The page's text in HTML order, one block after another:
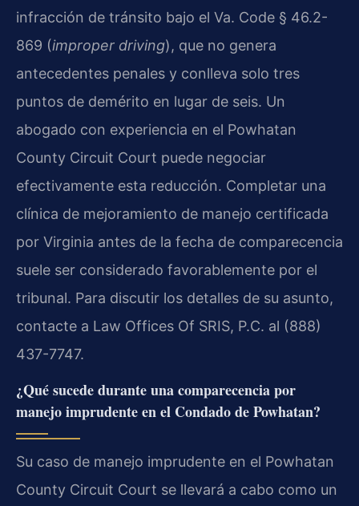
infracción de tránsito bajo el Va. Code § 46.2-
869 (improper driving), que no genera
antecedentes penales y conlleva solo tres
puntos de demérito en lugar de seis. Un
abogado con experiencia en el Powhatan
County Circuit Court puede negociar
efectivamente esta reducción. Completar una
clínica de mejoramiento de manejo certificada
por Virginia antes de la fecha de comparecencia
suele ser considerado favorablemente por el
tribunal. Para discutir los detalles de su asunto,
contacte a Law Offices Of SRIS, P.C. al (888)
437-7747.
¿Qué sucede durante una comparecencia por
manejo imprudente en el Condado de Powhatan?
Su caso de manejo imprudente en el Powhatan
County Circuit Court se llevará a cabo como un